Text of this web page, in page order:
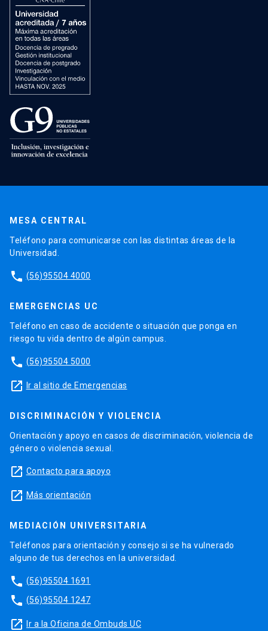
MESA CENTRAL
Teléfono para comunicarse con las distintas áreas de la
Universidad.
phone (56)95504 4000
EMERGENCIAS UC
Teléfono en caso de accidente o situación que ponga en
riesgo tu vida dentro de algún campus.
phone (56)95504 5000
launch Ir al sitio de Emergencias
DISCRIMINACIÓN Y VIOLENCIA
Orientación y apoyo en casos de discriminación, violencia de
género o violencia sexual.
launch Contacto para apoyo
launch Más orientación
MEDIACIÓN UNIVERSITARIA
Teléfonos para orientación y consejo si se ha vulnerado
alguno de tus derechos en la universidad.
phone (56)95504 1691
phone (56)95504 1247
launch Ir a la Oficina de Ombuds UC